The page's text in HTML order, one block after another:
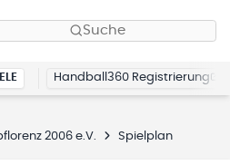
Suche
Handball360 Registrierung
2006 e.V. Spielplan